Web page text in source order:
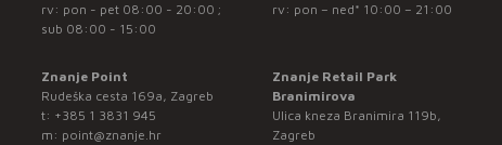
rv: pon - pet 08:00 - 20:00 ;
sub 08:00 - 15:00
rv: pon – ned* 10:00 – 21:00
Znanje Point
Rudeška cesta 169a, Zagreb
t: +385 1 3831 945
m: point@znanje.hr
Znanje Retail Park
Branimirova
Ulica kneza Branimira 119b,
Zagreb